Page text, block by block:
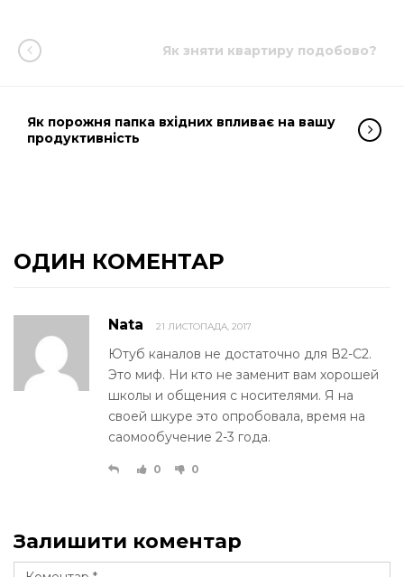
Як зняти квартиру подобово?
Як порожня папка вхідних впливає на вашу
продуктивність
ОДИН КОМЕНТАР
Nata 21 ЛИСТОПАДА, 2017
Ютуб каналов не достаточно для В2-С2.
Это миф. Ни кто не заменит вам хорошей
школы и общения с носителями. Я на
своей шкуре это опробовала, время на
саомообучение 2-3 года.
0 0
Залишити коментар